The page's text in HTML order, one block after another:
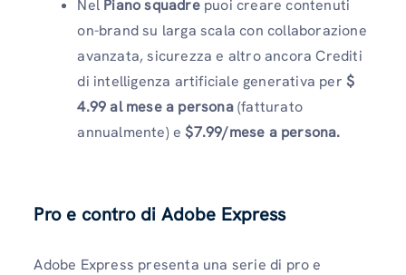
Nel Piano squadrepuoi creare contenuti
on-brand su larga scala con collaborazione
avanzata, sicurezza e altro ancora Crediti
di intelligenza artificiale generativa per $
4.99 al mese a persona(fatturato
annualmente) e$7.99/mese a persona.
Pro e contro di Adobe Express
Adobe Express presenta una serie di pro e